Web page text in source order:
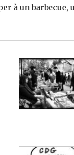
à un barbecue,